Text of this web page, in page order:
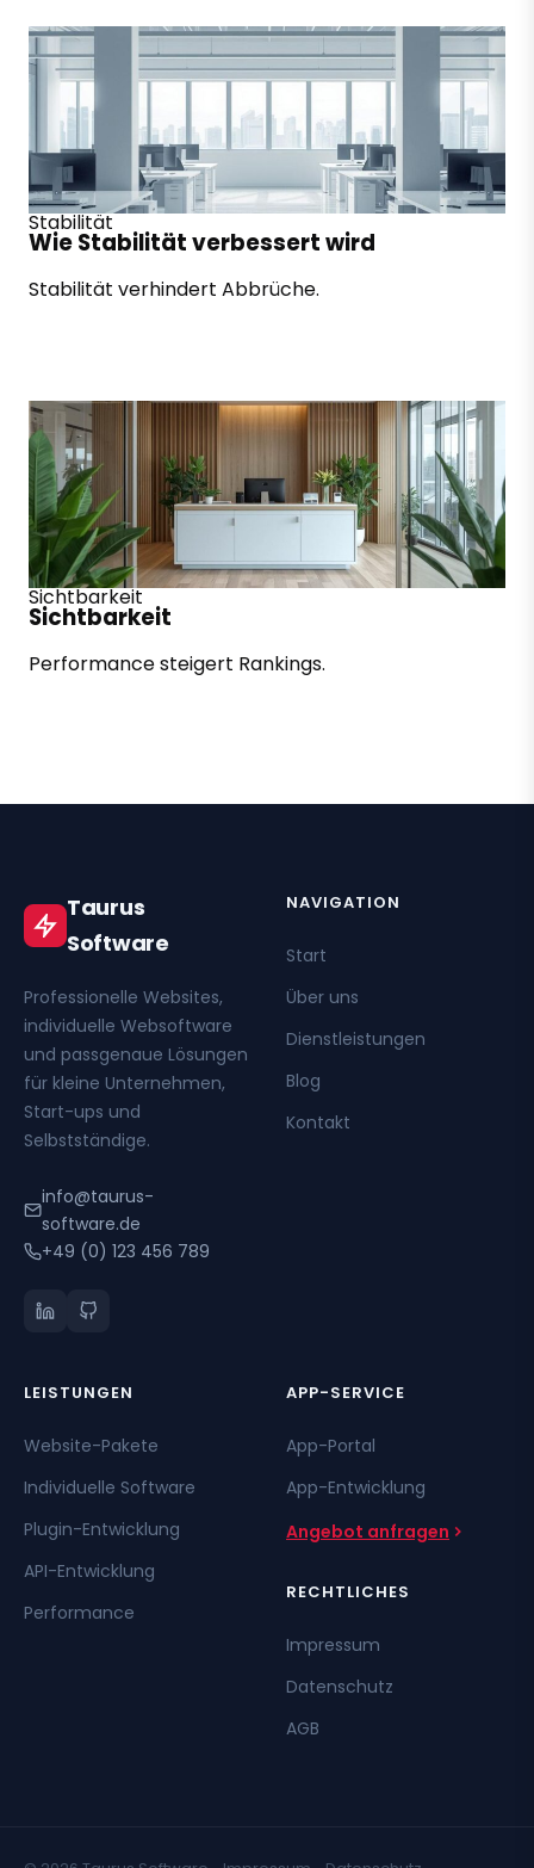
Stabilität
Wie Stabilität verbessert wird
Stabilität verhindert Abbrüche.
Sichtbarkeit
Sichtbarkeit
Performance steigert Rankings.
Taurus
Software
Professionelle Websites,
individuelle Websoftware
und passgenaue Lösungen
für kleine Unternehmen,
Start-ups und
Selbstständige.
info@taurus-
software.de
+49 (0) 123 456 789
NAVIGATION
Start
Über uns
Dienstleistungen
Blog
Kontakt
LEISTUNGEN
Website-Pakete
Individuelle Software
Plugin-Entwicklung
API-Entwicklung
Performance
APP-SERVICE
App-Portal
App-Entwicklung
Angebot anfragen
RECHTLICHES
Impressum
Datenschutz
AGB